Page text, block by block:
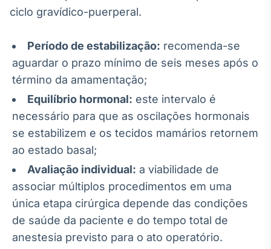
BroadFast
Em breve
Gestão de
Investimentos
Em breve
ciclo gravídico-puerperal.
Período de estabilização: recomenda-se
aguardar o prazo mínimo de seis meses após o
término da amamentação;
Equilíbrio hormonal: este intervalo é
necessário para que as oscilações hormonais
se estabilizem e os tecidos mamários retornem
ao estado basal;
Avaliação individual: a viabilidade de
associar múltiplos procedimentos em uma
única etapa cirúrgica depende das condições
de saúde da paciente e do tempo total de
anestesia previsto para o ato operatório.